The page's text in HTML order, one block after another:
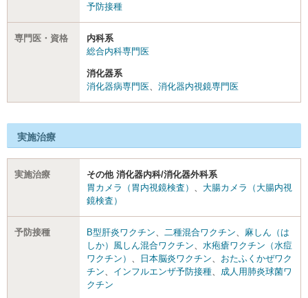
予防接種
専門医・資格
内科系
総合内科専門医
消化器系
消化器病専門医
消化器内視鏡専門医
実施治療
実施治療
その他 消化器内科/消化器外科系
胃カメラ（胃内視鏡検査）
大腸カメラ（大腸内視
鏡検査）
予防接種 B型肝炎ワクチン 二種混合ワクチン
麻しん（は
しか）風しん混合ワクチン
水疱瘡ワクチン（水痘
ワクチン）
日本脳炎ワクチン
おたふくかぜワク
チン
インフルエンザ予防接種
成人用肺炎球菌ワ
クチン